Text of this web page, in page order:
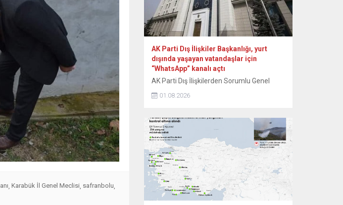
, Karabük İl Genel Meclisi, safranbolu,
yangına ekipler, gece boyunca müdahale...
AK Parti Dış İlişkiler Başkanlığı, yurt
dışında yaşayan vatandaşlar için
“WhatsApp” kanalı açtı
AK Parti Dış İlişkilerden Sorumlu Genel
dışında yaşayan vatandaşlara yönelik
ulaştırılması amacıyla “WhatsApp” kanalı
açtıklarını duyurdu. Sırakaya, sosyal medya
hesabından yaptığı açıklamada,
WhatsApp’ın toplu mesajlaşma
uygulamalarına ilişkin koşulları nedeniyle
hesabına getirilen sınırlandırma sonrasında
yeni bir iletişim kanalını devreye aldıklarını
bildirdi....
01.08.2026